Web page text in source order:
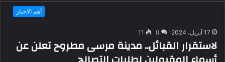
أهم الاخبار
17 أبريل، 2024 0
11
لاستقرار القبائل.. مدينة مرسى مطروح تعلن عن